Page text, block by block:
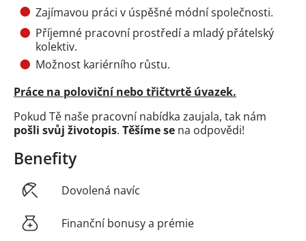
Zajímavou práci v úspěšné módní společnosti.
Příjemné pracovní prostředí a mladý přátelský
kolektiv.
Možnost kariérního růstu.
Práce na poloviční nebo třičtvrtě úvazek.
Pokud Tě naše pracovní nabídka zaujala, tak nám
pošli svůj životopis. Těšíme se na odpovědi!
Benefity
Dovolená navíc
Finanční bonusy a prémie